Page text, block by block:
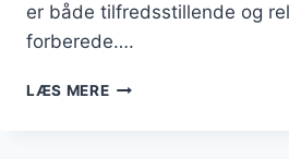
er både tilfredsstillende og
forberede….
LÆS MEREKYLLING